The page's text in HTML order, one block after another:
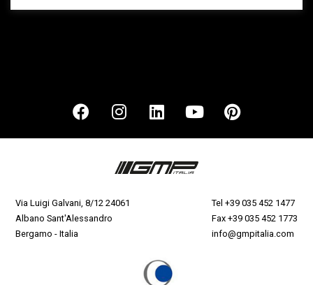
Via Luigi Galvani, 8/12 24061
Albano Sant'Alessandro
Bergamo - Italia
Tel +39 035 452 1477
Fax +39 035 452 1773
info@gmpitalia.com